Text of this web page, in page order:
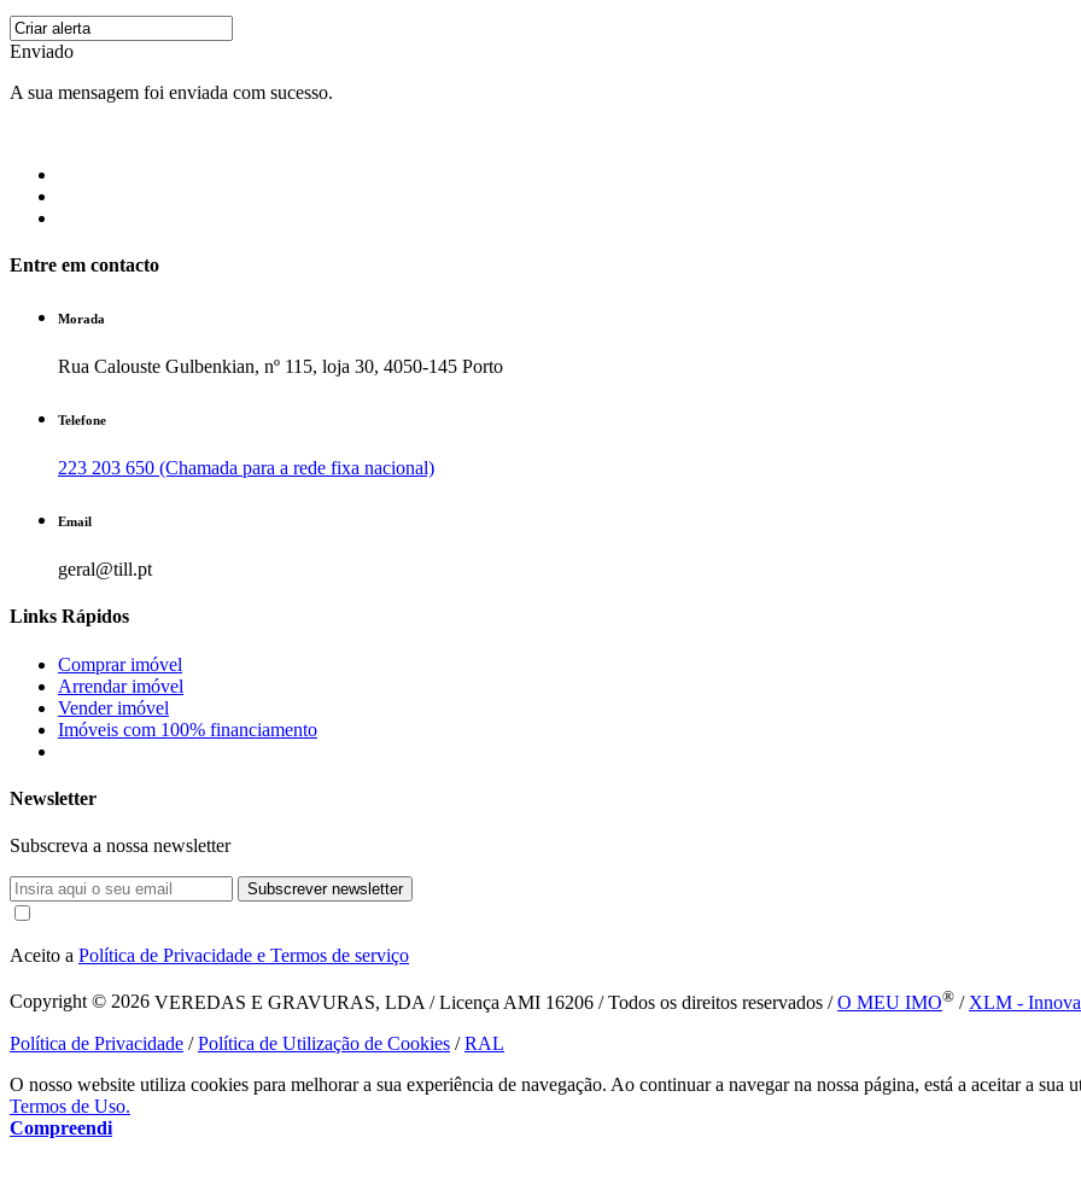
Enviado
A sua mensagem foi enviada com sucesso.
Entre em contacto
Morada
Rua Calouste Gulbenkian, nº 115, loja 30, 4050-145 Porto
Telefone
223 203 650 (Chamada para a rede fixa nacional)
Email
geral@till.pt
Links Rápidos
Comprar imóvel
Arrendar imóvel
Vender imóvel
Imóveis com 100% financiamento
Newsletter
Subscreva a nossa newsletter
Subscrever newsletter
Aceito a Política de Privacidade e Termos de serviço
Copyright © 2026 VEREDAS E GRAVURAS, LDA / Licença AMI 16206 / Todos os direitos reservados /O MEU IMO® / XLM -
Política de Privacidade /Política de Utilização de Cookies /RAL
O nosso website utiliza cookies para melhorar a sua experiência de navegação. Ao continuar a navegar na nossa página, está a aceitar a sua
Termos de Uso.
Compreendi